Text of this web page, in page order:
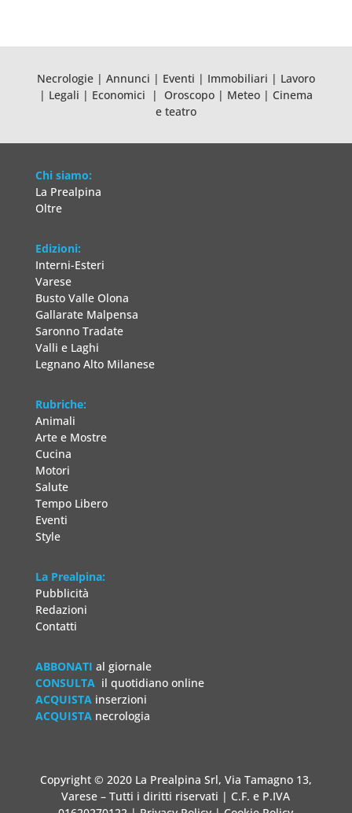
Necrologie| Annunci | Eventi | Immobiliari | Lavoro
| Legali | Economici | Oroscopo | Meteo | Cinema
e teatro
Chi siamo:
La Prealpina
Oltre
Edizioni:
Interni-Esteri
Varese
Busto Valle Olona
Gallarate Malpensa
Saronno Tradate
Valli e Laghi
Legnano Alto Milanese
Rubriche:
Animali
Arte e Mostre
Cucina
Motori
Salute
Tempo Libero
Eventi
Style
La Prealpina:
Pubblicità
Redazioni
Contatti
ABBONATI al giornale
CONSULTA il quotidiano online
ACQUISTAinserzioni
ACQUISTA necrologia
Copyright © 2020 La Prealpina Srl, Via Tamagno 13,
Varese – Tutti i diritti riservati | C.F. e P.IVA